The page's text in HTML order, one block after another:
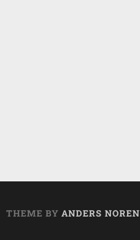
THEME BY ANDERS NOREN